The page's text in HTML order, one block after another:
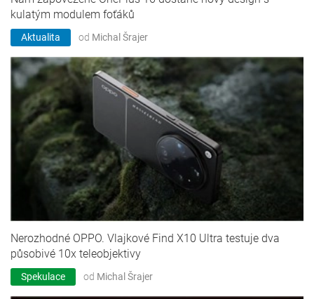
kulatým modulem foťáků
Aktualita od Michal Šrajer
Nerozhodné OPPO. Vlajkové Find X10 Ultra testuje dva
působivé 10x teleobjektivy
Spekulace od Michal Šrajer